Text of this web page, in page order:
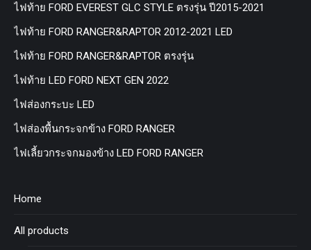
ไฟท้าย FORD EVEREST GLC STYLE ตรงรุ่น ปี2015-2021
ไฟท้าย FORD RANGER&RAPTOR 2012-2021 LED
ไฟท้าย FORD RANGER&RAPTOR ตรงรุ่น
ไฟท้าย LED FORD NEXT GEN 2022
ไฟส่องกระบะ LED
ไฟส่องพื้นกระจกข้าง FORD RANGER
ไฟเลี้ยวกระจกมองข้าง LED FORD RANGER
Home
All products